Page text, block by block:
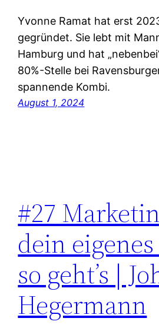
Yvonne Ramat hat erst
gegründet. Sie lebt mit
Hamburg und hat
80%-Stelle bei
spannende Kombi.
August 1, 2024
#27
dein
so geht’s |
Hegermann